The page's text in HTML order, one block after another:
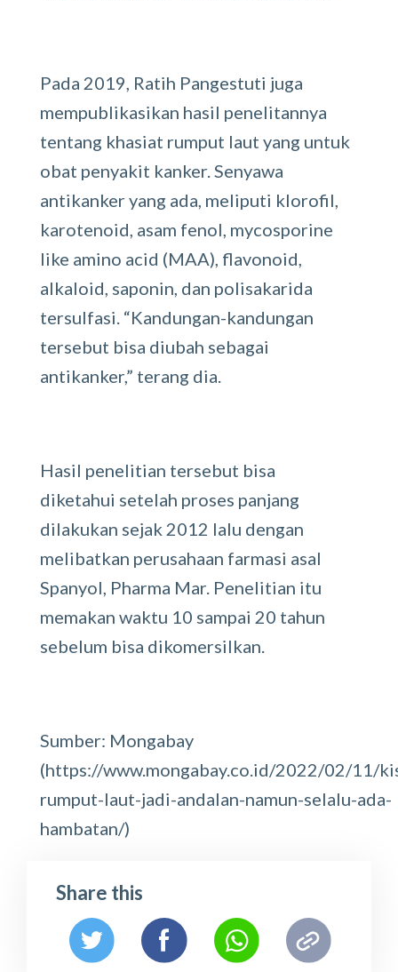
Pada 2019, Ratih Pangestuti juga
mempublikasikan hasil penelitannya
tentang khasiat rumput laut yang untuk
obat penyakit kanker. Senyawa
antikanker yang ada, meliputi klorofil,
karotenoid, asam fenol, mycosporine
like amino acid (MAA), flavonoid,
alkaloid, saponin, dan polisakarida
tersulfasi. “Kandungan-kandungan
tersebut bisa diubah sebagai
antikanker,” terang dia.
Hasil penelitian tersebut bisa
diketahui setelah proses panjang
dilakukan sejak 2012 lalu dengan
melibatkan perusahaan farmasi asal
Spanyol, Pharma Mar. Penelitian itu
memakan waktu 10 sampai 20 tahun
sebelum bisa dikomersilkan.
Sumber: Mongabay
(https://www.mongabay.co.id/2022/02/11/
rumput-laut-jadi-andalan-namun-selalu-ada-
hambatan/)
Share this